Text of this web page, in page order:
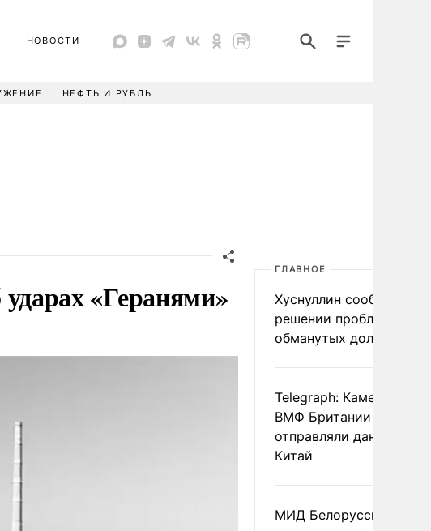
НОВОСТИ
НЕФТЬ И РУБЛЬ
«Геранями»
ГЛАВНОЕ
Хуснуллин сообщил о
решении проблемы
обманутых дольщиков
Telegraph: Камеры
ВМФ Британии тайно
отправляли данные в
Китай
МИД Белоруссии